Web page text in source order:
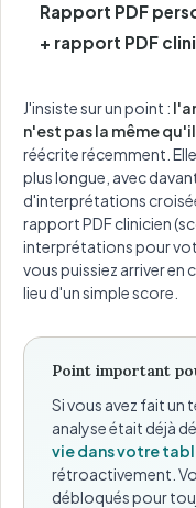
Rapport PDF
+ rapport PDF
J'insiste sur un point :
n'est pas la même
réécrite récemment.
plus longue, avec
d'interprétations
rapport PDF clinicien
interprétations pour
vous puissiez arriver en
lieu d'un simple score.
Point important
Si vous avez fait un
analyse était déjà
vie dans votre
rétroactivement.
débloqués pour